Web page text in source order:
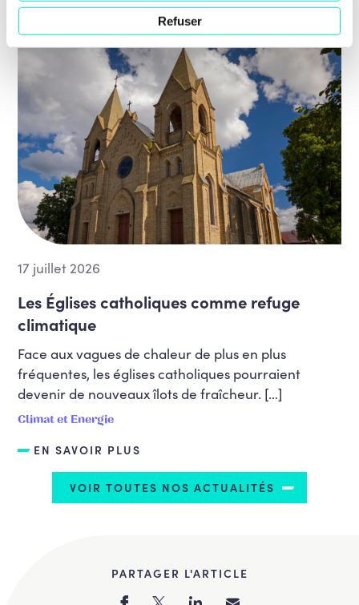
Refuser
EN SAVOIR PLUS
17 juillet 2026
Les Églises catholiques comme refuge
climatique
Face aux vagues de chaleur de plus en plus
fréquentes, les églises catholiques pourraient
devenir de nouveaux îlots de fraîcheur. […]
Climat et Energie
EN SAVOIR PLUS
VOIR TOUTES NOS ACTUALITÉS
PARTAGER L'ARTICLE